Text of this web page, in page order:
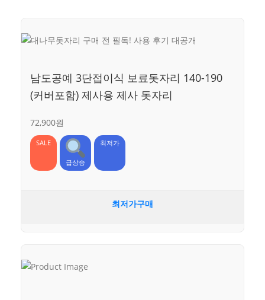
남도공예 3단접이식 보료돗자리 140-190
(커버포함) 제사용 제사 돗자리
72,900원
SALE
급상승
최저가
최저가구매